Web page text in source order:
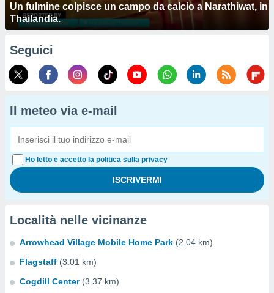
Un fulmine colpisce un campo da calcio a Narathiwat, in
Thailandia.
Seguici
Il meteo via e-mail
Ho letto e accetto la politica sulla privacy
Località nelle vicinanze
Arrowhead Village Mobile Home Park (2.04 km)
Flagstaff (3.01 km)
Cogdill Center (3.37 km)